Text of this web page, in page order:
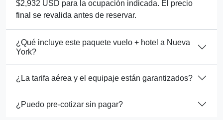
$2,932 USD para la ocupación indicada. El precio
final se revalida antes de reservar.
¿Qué incluye este paquete vuelo + hotel a Nueva
York?
¿La tarifa aérea y el equipaje están garantizados?
¿Puedo pre-cotizar sin pagar?